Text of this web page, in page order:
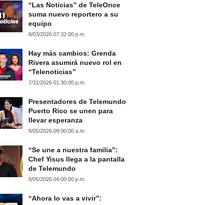
“Las Noticias” de TeleOnce
suma nuevo reportero a su
equipo
8/03/2026 07:32:00 p.m.
Hay más cambios: Grenda
Rivera asumirá nuevo rol en
“Telenoticias”
7/31/2026 01:30:00 p.m.
Presentadores de Telemundo
Puerto Rico se unen para
llevar esperanza
8/05/2026 09:00:00 a.m.
“Se une a nuestra familia”:
Chef Yisus llega a la pantalla
de Telemundo
8/05/2026 04:00:00 p.m.
“Ahora lo vas a vivir”: